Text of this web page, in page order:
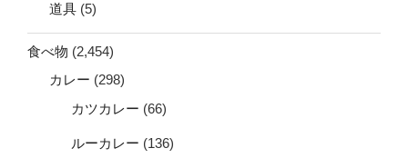
道具 (5)
食べ物 (2,454)
カレー (298)
カツカレー (66)
ルーカレー (136)